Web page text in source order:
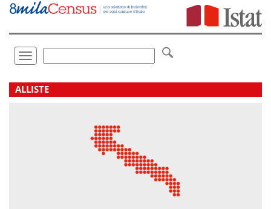
Vai
direttamente
Toggle
navigation
.
ALLISTE